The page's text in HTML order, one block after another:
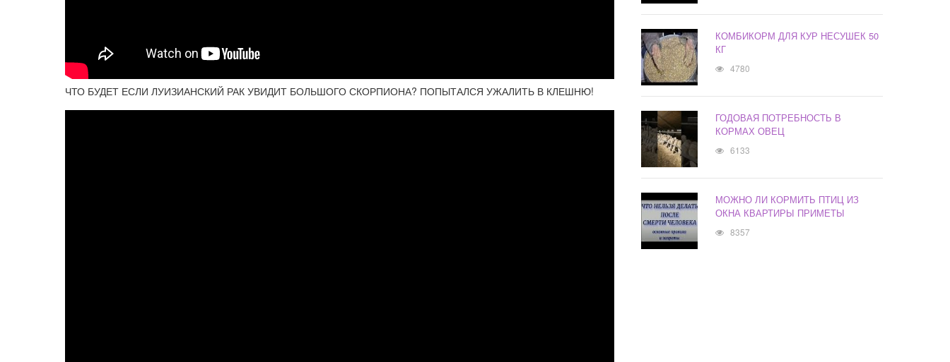
ЧТО БУДЕТ ЕСЛИ ЛУИЗИАНСКИЙ РАК УВИДИТ БОЛЬШОГО СКОРПИОНА? ПОПЫТАЛСЯ УЖАЛИТЬ В КЛЕШНЮ!
КОМБИКОРМ ДЛЯ КУР НЕСУШЕК 50
КГ
4780
ГОДОВАЯ ПОТРЕБНОСТЬ В
КОРМАХ ОВЕЦ
6133
МОЖНО ЛИ КОРМИТЬ ПТИЦ ИЗ
ОКНА КВАРТИРЫ ПРИМЕТЫ
8357